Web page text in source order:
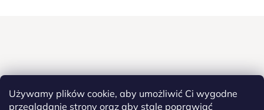
Używamy plików cookie, aby umożliwić Ci wygodne
przeglądanie strony oraz aby stale poprawiać